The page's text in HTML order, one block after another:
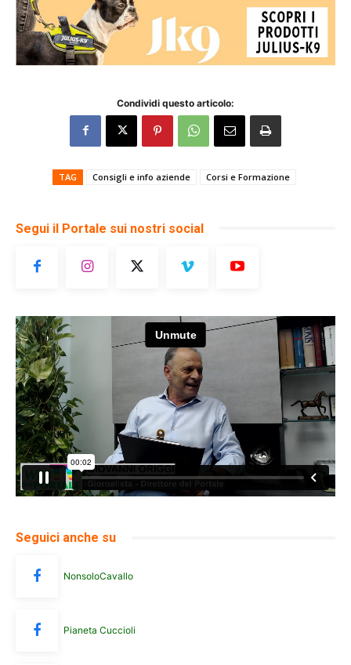
Condividi questo articolo:
TAG Consigli e info aziende Corsi e Formazione
Segui il Portale sui nostri social
Seguici anche su
NonsoloCavallo
Pianeta Cuccioli